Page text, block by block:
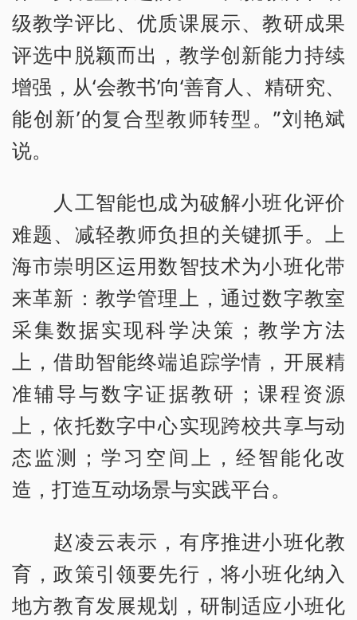
级教学评比、优质课展示、教研成果
评选中脱颖而出，教学创新能力持续
增强，从‘会教书’向‘善育人、精研究、
能创新’的复合型教师转型。”刘艳斌
说。
人工智能也成为破解小班化评价
难题、减轻教师负担的关键抓手。上
海市崇明区运用数智技术为小班化带
来革新：教学管理上，通过数字教室
采集数据实现科学决策；教学方法
上，借助智能终端追踪学情，开展精
准辅导与数字证据教研；课程资源
上，依托数字中心实现跨校共享与动
态监测；学习空间上，经智能化改
造，打造互动场景与实践平台。
赵凌云表示，有序推进小班化教
育，政策引领要先行，将小班化纳入
地方教育发展规划，研制适应小班化